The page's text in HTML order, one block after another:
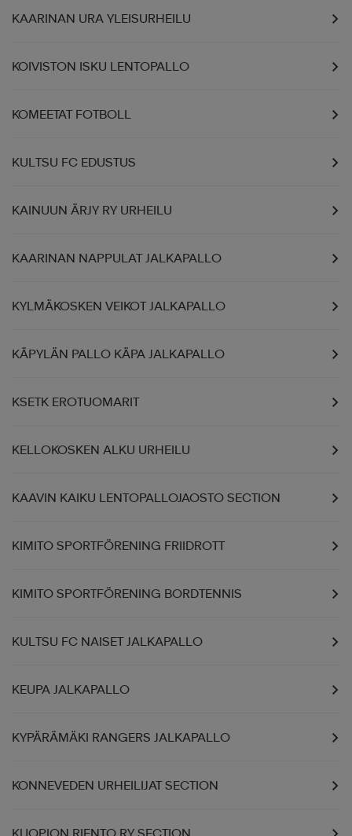
KAARINAN URA YLEISURHEILU
KOIVISTON ISKU LENTOPALLO
KOMEETAT FOTBOLL
KULTSU FC EDUSTUS
KAINUUN ÄRJY RY URHEILU
KAARINAN NAPPULAT JALKAPALLO
KYLMÄKOSKEN VEIKOT JALKAPALLO
KÄPYLÄN PALLO KÄPA JALKAPALLO
KSETK EROTUOMARIT
KELLOKOSKEN ALKU URHEILU
KAAVIN KAIKU LENTOPALLOJAOSTO SECTION
KIMITO SPORTFÖRENING FRIIDROTT
KIMITO SPORTFÖRENING BORDTENNIS
KULTSU FC NAISET JALKAPALLO
KEUPA JALKAPALLO
KYPÄRÄMÄKI RANGERS JALKAPALLO
KONNEVEDEN URHEILIJAT SECTION